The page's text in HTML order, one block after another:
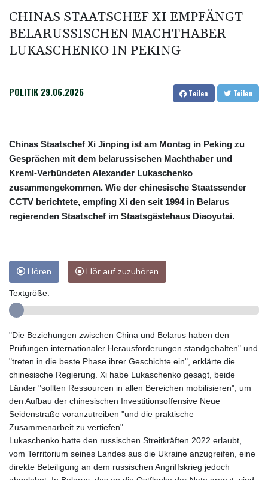
und Metastasen gebildet
Bilger: Boni von Bahn-Managern werden an Einhaltung der
Vorgaben des Bundes geknüpft
CHINAS STAATSCHEF XI EMPFÄNGT
BELARUSSISCHEN MACHTHABER
LUKASCHENKO IN PEKING
POLITIK 29.06.2026 Teilen Teilen
Chinas Staatschef Xi Jinping ist am Montag in Peking zu
Gesprächen mit dem belarussischen Machthaber und
Kreml-Verbündeten Alexander Lukaschenko
zusammengekommen. Wie der chinesische Staatssender
CCTV berichtete, empfing Xi den seit 1994 in Belarus
regierenden Staatschef im Staatsgästehaus Diaoyutai.
Hören Hör auf zuzuhören
Textgröße:
"Die Beziehungen zwischen China und Belarus haben den
Prüfungen internationaler Herausforderungen standgehalten" und
"treten in die beste Phase ihrer Geschichte ein", erklärte die
chinesische Regierung. Xi habe Lukaschenko gesagt, beide
Länder "sollten Ressourcen in allen Bereichen mobilisieren", um
den Aufbau der chinesischen Investitionsoffensive Neue
Seidenstraße voranzutreiben "und die praktische
Zusammenarbeit zu vertiefen".
Lukaschenko hatte den russischen Streitkräften 2022 erlaubt,
vom Territorium seines Landes aus die Ukraine anzugreifen, eine
direkte Beteiligung an dem russischen Angriffskrieg jedoch